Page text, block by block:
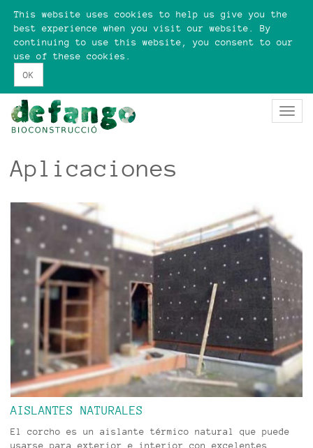
contenido
principal
This website uses cookies to help us give you the
best experience when you visit our website. By
continuing to use this website, you consent to our
use of these cookies.
OK
Aplicaciones
AISLANTES NATURALES
El corcho es un aislante térmico natural que puede
usarse para exterior e interior con excelentes